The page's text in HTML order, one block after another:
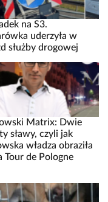
na S3.
uderzyła w
służby drogowej
Matrix: Dwie
sławy, czyli jak
władza obraziła
Tour de Pologne